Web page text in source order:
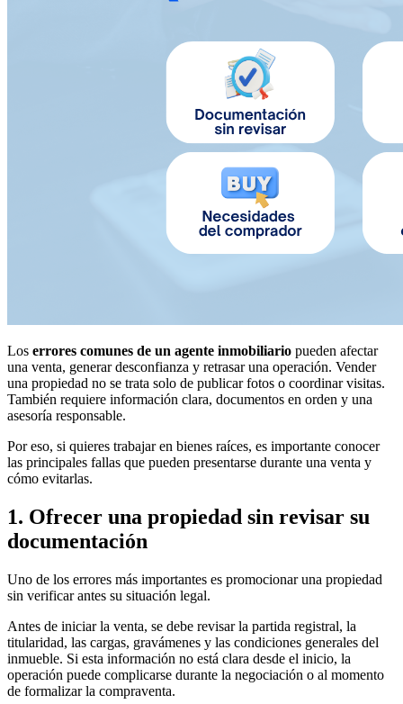
Los errores comunes de un agente inmobiliario pueden afectar
una venta, generar desconfianza y retrasar una operación. Vender
una propiedad no se trata solo de publicar fotos o coordinar visitas.
También requiere información clara, documentos en orden y una
asesoría responsable.
Por eso, si quieres trabajar en bienes raíces, es importante conocer
las principales fallas que pueden presentarse durante una venta y
cómo evitarlas.
1. Ofrecer una propiedad sin revisar su
documentación
Uno de los errores más importantes es promocionar una propiedad
sin verificar antes su situación legal.
Antes de iniciar la venta, se debe revisar la partida registral, la
titularidad, las cargas, gravámenes y las condiciones generales del
inmueble. Si esta información no está clara desde el inicio, la
operación puede complicarse durante la negociación o al momento
de formalizar la compraventa.